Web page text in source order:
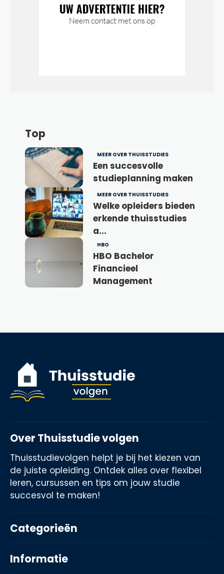
Top
MEER OVER THUISSTUDIES
Een succesvolle
studieplanning maken
MEER OVER THUISSTUDIES
Welke opleiders bieden
erkende thuisstudies
a...
HBO
HBO Bachelor
Financieel
Management
Over Thuisstudie volgen
Thuisstudievolgen helpt je bij het kiezen van
de juiste opleiding. Ontdek alles over flexibel
leren, cursussen en tips om jouw studie
succesvol te maken!
Categorieën
Informatie